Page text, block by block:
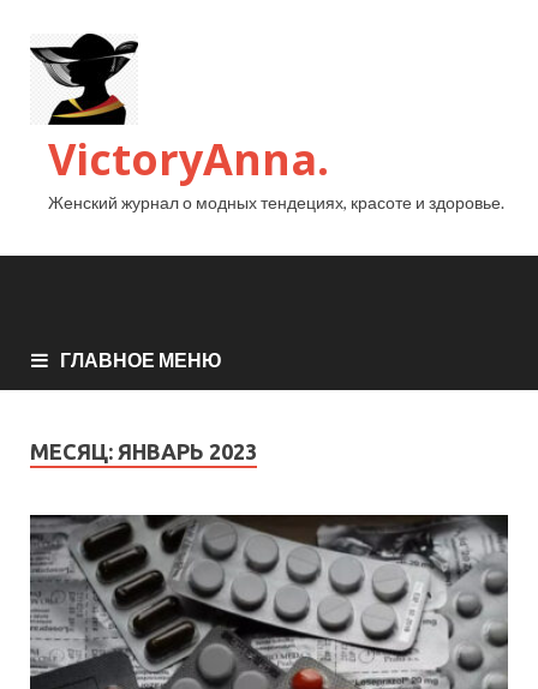
VictoryAnna.
Женский журнал о модных тендециях, красоте и здоровье.
ГЛАВНОЕ МЕНЮ
МЕСЯЦ: ЯНВАРЬ 2023